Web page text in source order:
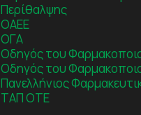
Περίθαλψης
ΟΑΕΕ
ΟΓΑ
Οδηγός του
Οδηγός του
Πανελλήνιος
ΤΑΠ ΟΤΕ